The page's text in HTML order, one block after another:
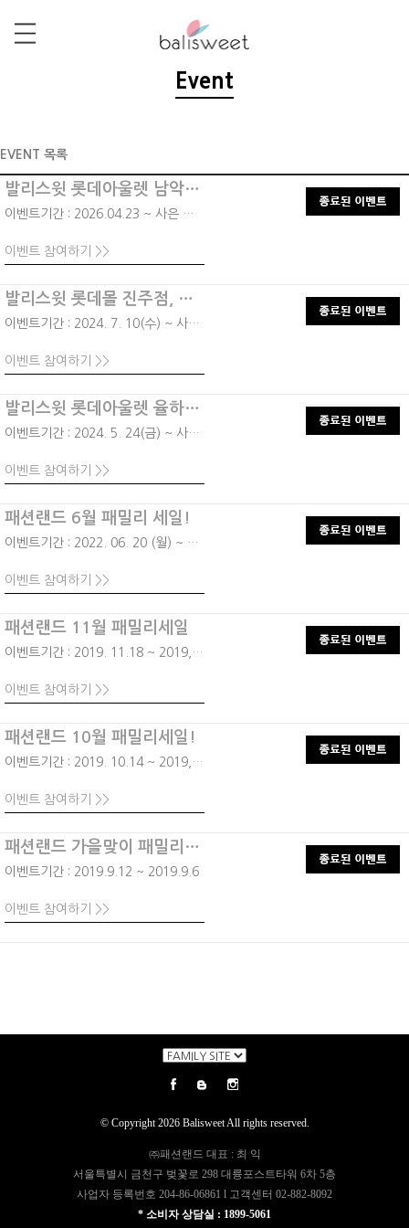
Event
EVENT 목록
발리스윗 롯데아울렛 남악점, 100% 당첨 럭키 스크래…
이벤트기간 : 2026.04.23 ~ 사은 품 소진시 까지
이벤트 참여하기 >>
발리스윗 롯데몰 진주점, 겟레디 썸머! 100% 당첨 …
이벤트기간 : 2024. 7. 10(수) ~ 사은품 소진 시까지
이벤트 참여하기 >>
발리스윗 롯데아울렛 율하점, 100% 당첨 럭키드로우 …
이벤트기간 : 2024. 5. 24(금) ~ 사은품 소진 시까지
이벤트 참여하기 >>
패션랜드 6월 패밀리 세일!
이벤트기간 : 2022. 06. 20 (월) ~ 06. 24 (금)
이벤트 참여하기 >>
패션랜드 11월 패밀리세일
이벤트기간 : 2019. 11.18 ~ 2019, 11,22
이벤트 참여하기 >>
패션랜드 10월 패밀리세일!
이벤트기간 : 2019. 10.14 ~ 2019, 10,18
이벤트 참여하기 >>
패션랜드 가을맞이 패밀리세일
이벤트기간 : 2019.9.12 ~ 2019.9.6
이벤트 참여하기 >>
© Copyright 2026 Balisweet All rights reserved.
㈜패션랜드 대표 : 최 익
서울특별시 금천구 벚꽃로 298 대륭포스트타워 6차 5층
사업자 등록번호 204-86-06861 l 고객센터 02-882-8092
* 소비자 상담실 : 1899-5061